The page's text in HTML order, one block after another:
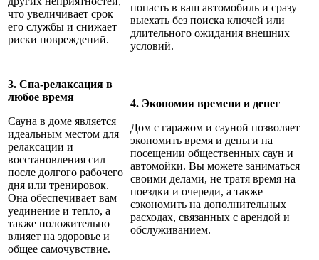
что увеличивает срок
его службы и снижает
риски повреждений.
попасть в ваш автомобиль и сразу
выехать без поиска ключей или
длительного ожидания внешних
условий.
3. Спа-релаксация в
любое время
Сауна в доме является
идеальным местом для
релаксации и
восстановления сил
после долгого рабочего
дня или тренировок.
Она обеспечивает вам
уединение и тепло, а
также положительно
влияет на здоровье и
общее самочувствие.
4. Экономия времени и денег
Дом с гаражом и сауной позволяет
экономить время и деньги на
посещении общественных саун и
автомойки. Вы можете заниматься
своими делами, не тратя время на
поездки и очереди, а также
сэкономить на дополнительных
расходах, связанных с арендой и
обслуживанием.